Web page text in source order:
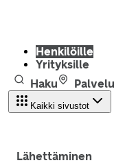
Henkilöille
Yrityksille
Haku
Kaikki sivustot
Lähettäminen